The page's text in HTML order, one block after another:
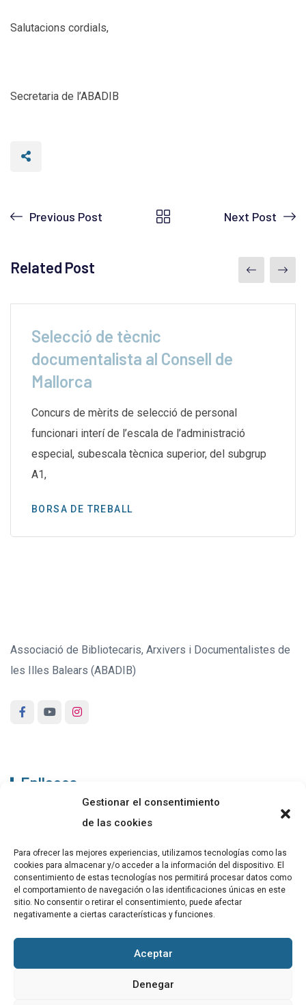
Gestionar el consentimiento
de las cookies
Para ofrecer las mejores experiencias, utilizamos tecnologías como las
cookies para almacenar y/o acceder a la información del dispositivo. El
consentimiento de estas tecnologías nos permitirá procesar datos como
el comportamiento de navegación o las identificaciones únicas en este
sitio. No consentir o retirar el consentimiento, puede afectar
negativamente a ciertas características y funciones.
Aceptar
Denegar
Salutacions cordials,
Secretaria de l’ABADIB
Previous Post Next Post
Related Post
Selecció de tècnic
documentalista al Consell de
Mallorca
Concurs de mèrits de selecció de personal
funcionari interí de l’escala de l’administració
especial, subescala tècnica superior, del subgrup
A1,
BORSA DE TREBALL
Associació de Bibliotecaris, Arxivers i Documentalistes de
les Illes Balears (ABADIB)
Enllaços
PUBLICACIONS
CONTACTE
Altres